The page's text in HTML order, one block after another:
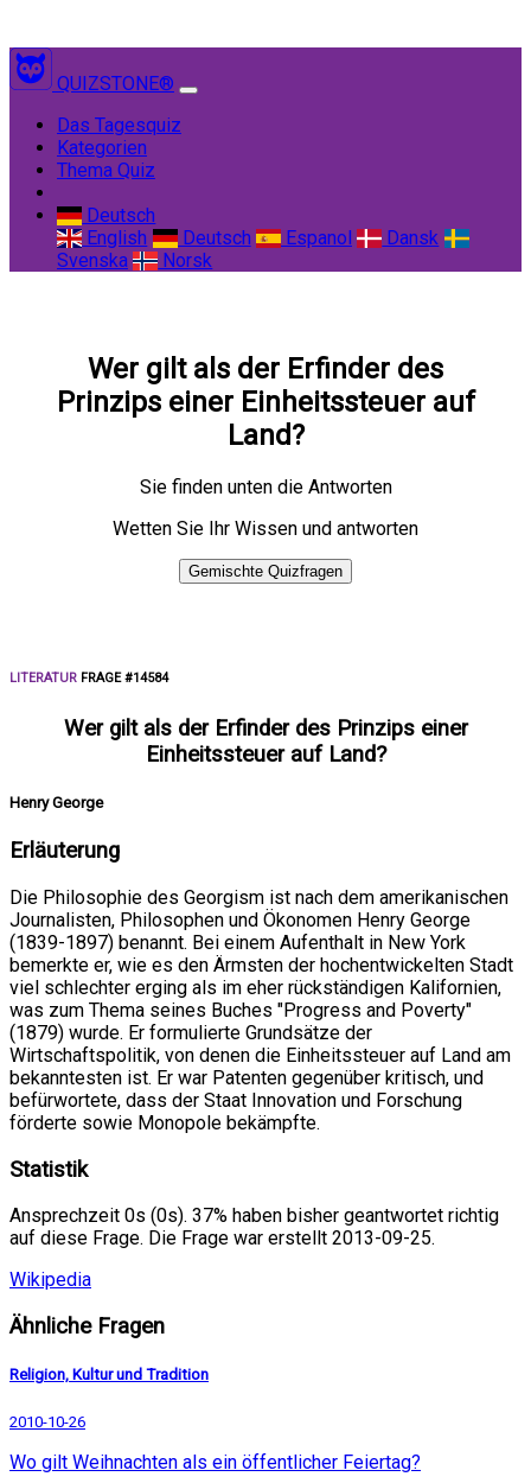
QUIZSTONE®
Das Tagesquiz
Kategorien
Thema Quiz
Deutsch
English
Deutsch Espanol
Dansk
Svenska
Norsk
Wer gilt als der Erfinder des
Prinzips einer Einheitssteuer auf
Land?
Sie finden unten die Antworten
Wetten Sie Ihr Wissen und antworten
Gemischte Quizfragen
LITERATUR FRAGE #14584
Wer gilt als der Erfinder des Prinzips einer
Einheitssteuer auf Land?
Henry George
Erläuterung
Die Philosophie des Georgism ist nach dem amerikanischen
Journalisten, Philosophen und Ökonomen Henry George
(1839-1897) benannt. Bei einem Aufenthalt in New York
bemerkte er, wie es den Ärmsten der hochentwickelten Stadt
viel schlechter erging als im eher rückständigen Kalifornien,
was zum Thema seines Buches "Progress and Poverty"
(1879) wurde. Er formulierte Grundsätze der
Wirtschaftspolitik, von denen die Einheitssteuer auf Land am
bekanntesten ist. Er war Patenten gegenüber kritisch, und
befürwortete, dass der Staat Innovation und Forschung
förderte sowie Monopole bekämpfte.
Statistik
Ansprechzeit 0s (0s). 37% haben bisher geantwortet richtig
auf diese Frage. Die Frage war erstellt 2013-09-25.
Wikipedia
Ähnliche Fragen
Religion, Kultur und Tradition
2010-10-26
Wo gilt Weihnachten als ein öffentlicher Feiertag?